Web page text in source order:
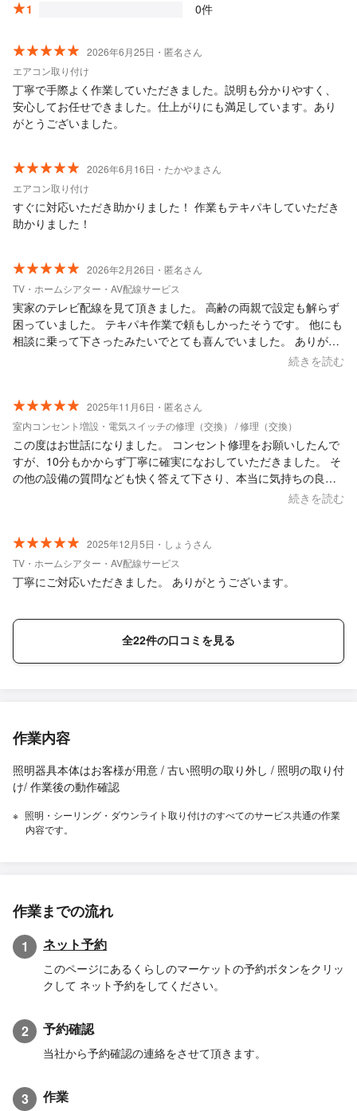
1
0件
2026年6月25日・匿名さん
エアコン取り付け
丁寧で手際よく作業していただきました。説明も分かりやすく、
安心してお任せできました。仕上がりにも満足しています。あり
がとうございました。
2026年6月16日・たかやまさん
エアコン取り付け
すぐに対応いただき助かりました！ 作業もテキパキしていただき
助かりました！
2026年2月26日・匿名さん
TV・ホームシアター・AV配線サービス
実家のテレビ配線を見て頂きました。 高齢の両親で設定も解らず
困っていました。 テキパキ作業で頼もしかったそうです。 他にも
相談に乗って下さったみたいでとても喜んでいました。 ありがと
続きを読む
2025年11月6日・匿名さん
室内コンセント増設・電気スイッチの修理（交換） / 修理（交換）
この度はお世話になりました。 コンセント修理をお願いしたんで
すが、10分もかからず丁寧に確実になおしていただきました。 そ
の他の設備の質問なども快く答えて下さり、本当に気持ちの良い
電気屋さんでした。また機会あればお願いしたいと思います。
続きを読む
2025年12月5日・しょうさん
TV・ホームシアター・AV配線サービス
丁寧にご対応いただきました。 ありがとうございます。
全22件の口コミを見る
作業内容
照明器具本体はお客様が用意 / 古い照明の取り外し / 照明の取り付
け/ 作業後の動作確認
照明・シーリング・ダウンライト取り付けのすべてのサービス共通の作業
内容です。
作業までの流れ
1 ネット予約
このページにあるくらしのマーケットの予約ボタンをクリッ
クして ネット予約をしてください。
2 予約確認
当社から予約確認の連絡をさせて頂きます。
3 作業